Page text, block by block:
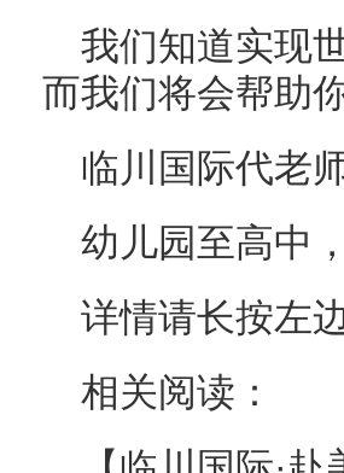
我们知道实现
而我们将会帮助
临川国际代老
幼儿园至高中
详情请长按左
相关阅读：